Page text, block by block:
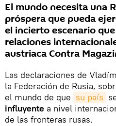
El mundo necesita una
próspera que pueda
el incierto escenario
relaciones
austriaca Contra
Las declaraciones de
la Federación de Rusia,
el mundo de que su país
influyente a nivel
de las fronteras rusas.